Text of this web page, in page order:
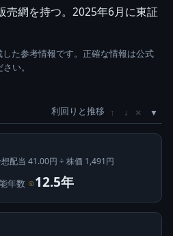
売網を持つ。2025年6月に東証
た参考情報です。正確な情報は公式
い。
利回りと推移 ↑ ↓ ×
配当 41.00円 ÷ 株価 1,491円
年数 ⊙12.5年